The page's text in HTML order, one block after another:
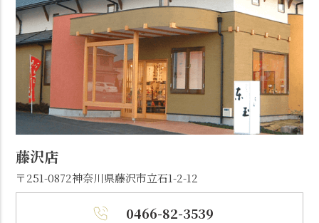
藤沢店
〒251-0872神奈川県藤沢市立石1-2-12
0466-82-3539